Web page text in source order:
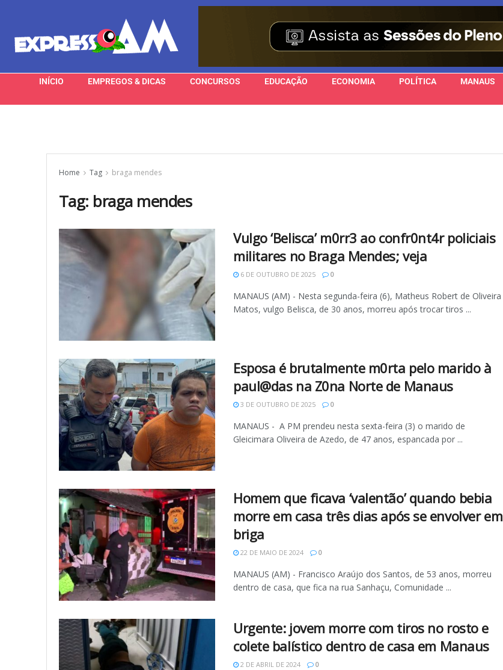
INÍCIO EMPREGOS & DICAS CONCURSOS EDUCAÇÃO ECONOMIA POLÍTICA MANAUS
Home Tag braga mendes
Tag: braga mendes
Vulgo ‘Belisca’ m0rr3 ao confr0nt4r policiais
militares no Braga Mendes; veja
6 DE OUTUBRO DE 2025 0
MANAUS (AM) - Nesta segunda-feira (6), Matheus Robert de Oliveira
Matos, vulgo Belisca, de 30 anos, morreu após trocar tiros ...
Esposa é brutalmente m0rta pelo marido à
paul@das na Z0na Norte de Manaus
3 DE OUTUBRO DE 2025 0
MANAUS - A PM prendeu nesta sexta-feira (3) o marido de
Gleicimara Oliveira de Azedo, de 47 anos, espancada por ...
Homem que ficava ‘valentão’ quando bebia
morre em casa três dias após se envolver em
briga
22 DE MAIO DE 2024 0
MANAUS (AM) - Francisco Araújo dos Santos, de 53 anos, morreu
dentro de casa, que fica na rua Sanhaçu, Comunidade ...
Urgente: jovem morre com tiros no rosto e
colete balístico dentro de casa em Manaus
2 DE ABRIL DE 2024 0